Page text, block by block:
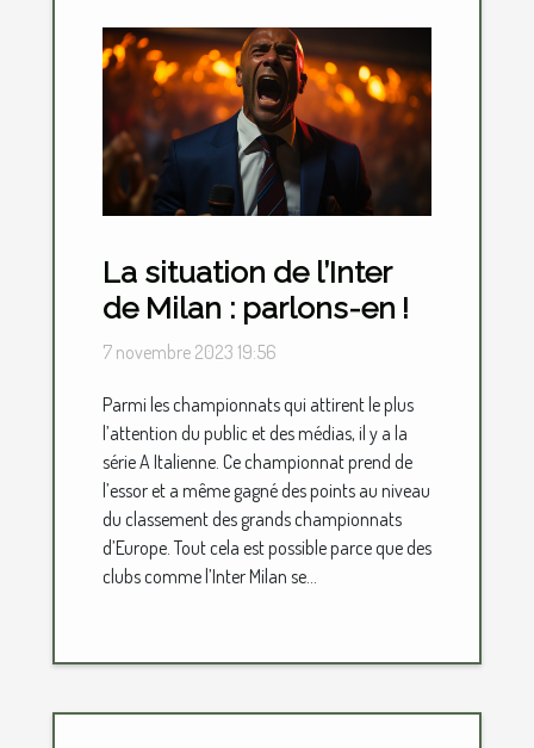
La situation de l’Inter
de Milan : parlons-en !
7 novembre 2023 19:56
Parmi les championnats qui attirent le plus
l’attention du public et des médias, il y a la
série A Italienne. Ce championnat prend de
l’essor et a même gagné des points au niveau
du classement des grands championnats
d’Europe. Tout cela est possible parce que des
clubs comme l’Inter Milan se...